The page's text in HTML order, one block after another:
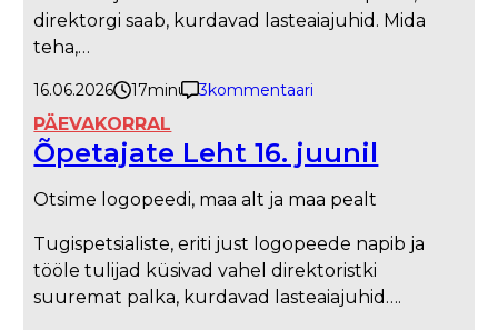
direktorgi saab, kurdavad lasteaiajuhid. Mida
teha,…
16.06.2026 17minutit3kommentaari
PÄEVAKORRAL
Õpetajate Leht 16. juunil
Otsime logopeedi, maa alt ja maa pealt
Tugispetsialiste, eriti just logopeede napib ja
tööle tulijad küsivad vahel direktoristki
suuremat palka, kurdavad lasteaiajuhid….